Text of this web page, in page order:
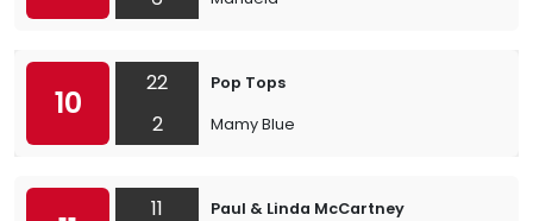
10
22
2
Pop Tops
Mamy Blue
11
Paul & Linda McCartney